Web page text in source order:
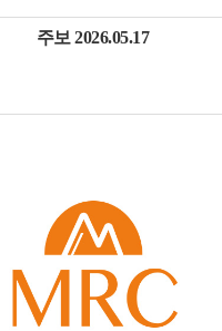
주보 2026.05.17